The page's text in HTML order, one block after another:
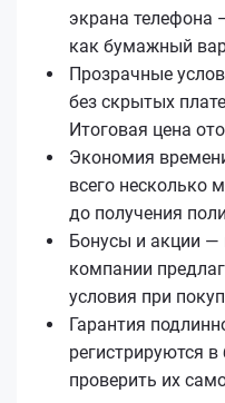
экрана телефона
как бумажный
Прозрачные
без скрытых
Итоговая цена
Экономия
всего несколько
до получения
Бонусы и акции —
компании
условия при
Гарантия
регистрируются
проверить их